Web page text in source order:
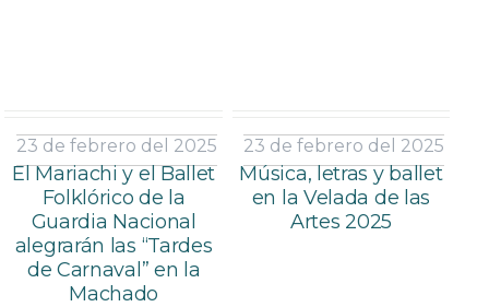
23 de febrero del 2025
El Mariachi y el Ballet
Folklórico de la
Guardia Nacional
alegrarán las “Tardes
de Carnaval” en la
Machado
23 de febrero del 2025
Música, letras y ballet
en la Velada de las
Artes 2025